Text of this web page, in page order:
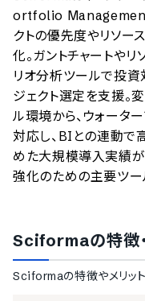
ortfolio Management
クトの優先度やリソー
化。ガントチャートやリ
リオ分析ツールで投
ジェクト選定を支援。
ル環境から、ウォータ
対応し、BIとの連動で
めた大規模導入実績
強化のための主要ツー
Sciformaの特徴
Sciformaの特徴やメリッ